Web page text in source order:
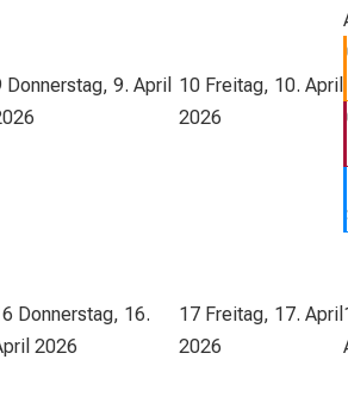
Donnerstag, 9. April 10 Freitag, 10. April
2026
Donnerstag, 16.
2026
17 Freitag, 17. April
2026